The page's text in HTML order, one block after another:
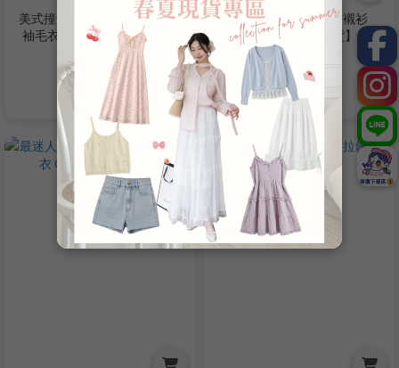
美式撞色大版字母短版針織長
袖毛衣 XN8114622【現貨】
NT$450
NT$680
翻領排釦燈芯絨長袖襯衫
XN8096741【現貨】
NT$299
NT$580